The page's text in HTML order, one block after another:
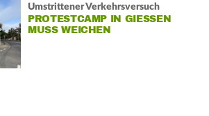
Umstrittener Verkehrsversuch
PROTESTCAMP IN GIESSEN M
USS WEICHEN